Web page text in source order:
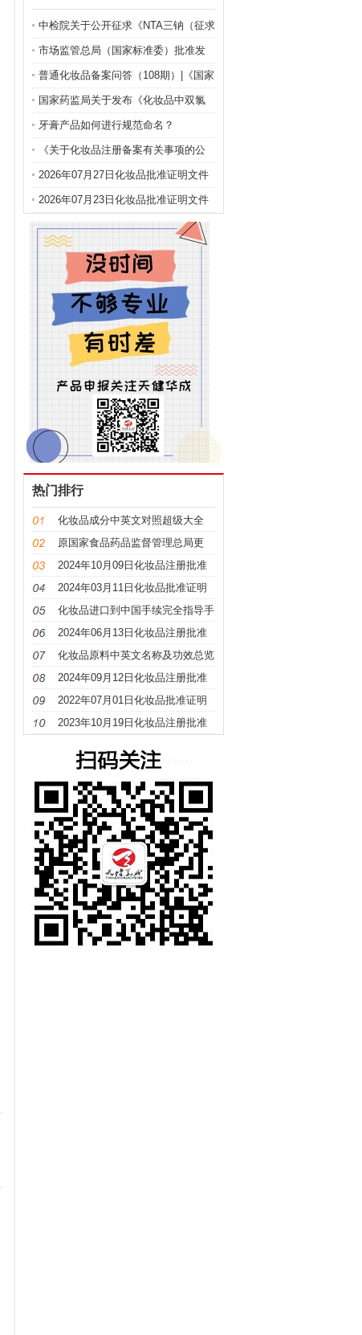
中检院关于公开征求《NTA三钠（征求
意见稿）》等9项化妆品标准意见的通
知
市场监管总局（国家标准委）批准发
布化妆品强制性国家标准《化妆品 安
全通用要求》及官方解读
普通化妆品备案问答（108期）|《国家
药监局关于化妆品注册备案有关事项
的公告》问答
国家药监局关于发布《化妆品中双氯
芬酸钠的测定》等2项化妆品补充检验
方法的公告（2026年第72号）
牙膏产品如何进行规范命名？
《关于化妆品注册备案有关事项的公
告》问答
2026年07月27日化妆品批准证明文件
送达信息
2026年07月23日化妆品批准证明文件
送达信息
热门排行
化妆品成分中英文对照超级大全
原国家食品药品监督管理总局更
名，“CFDA”变“NMPA”
2024年10月09日化妆品注册批准
证明文件送达信息
2024年03月11日化妆品批准证明
文件送达信息发布
化妆品进口到中国手续完全指导手
册
2024年06月13日化妆品注册批准
证明文件送达信息
化妆品原料中英文名称及功效总览
（S－Z）
2024年09月12日化妆品注册批准
证明文件送达信息
2022年07月01日化妆品批准证明
文件待领取信息发布
2023年10月19日化妆品注册批准